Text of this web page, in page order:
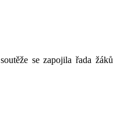
se zapojila řada žáků